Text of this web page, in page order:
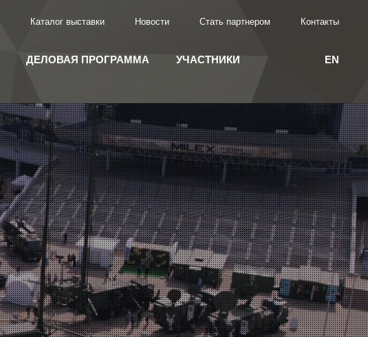
Каталог выставки Новости Стать партнером Контакты
EN
ДЕЛОВАЯ ПРОГРАММА УЧАСТНИКИ